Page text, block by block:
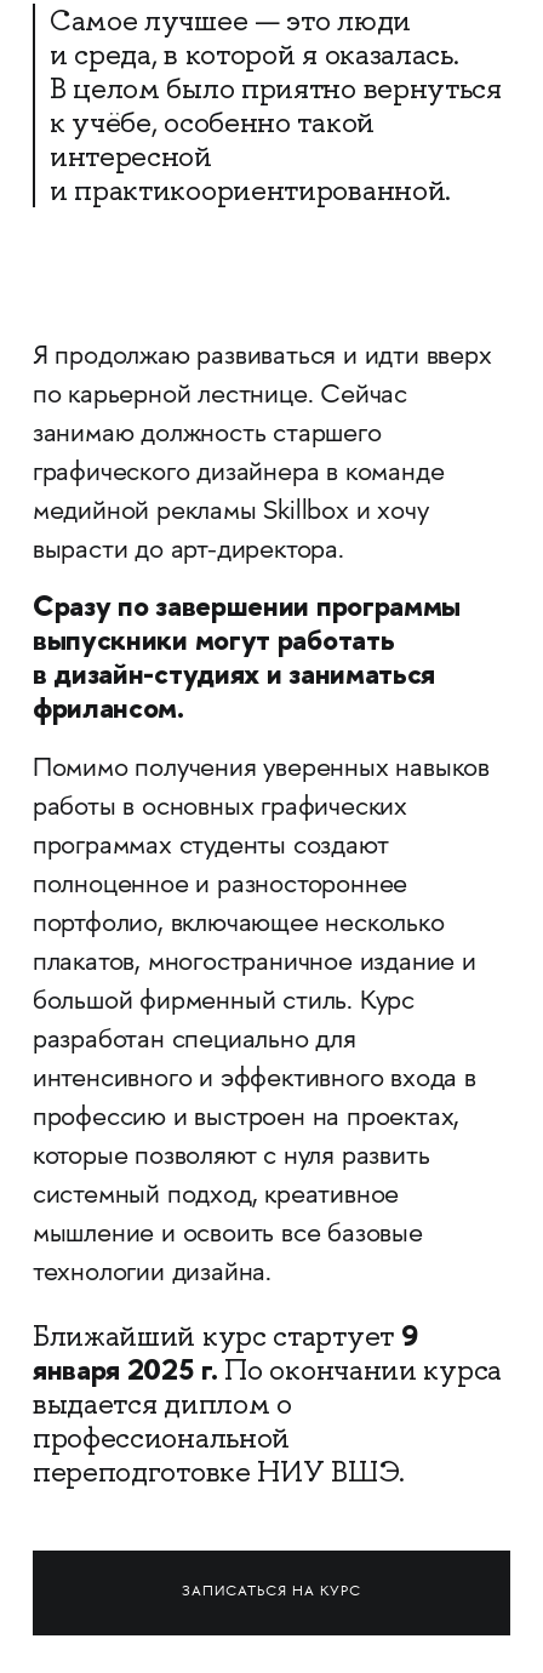
Самое лучшее — это люди
и среда, в которой я оказалась.
В целом было приятно вернуться
к учёбе, особенно такой
интересной
и практикоориентированной.
Я продолжаю развиваться и идти вверх
по карьерной лестнице. Сейчас
занимаю должность старшего
графического дизайнера в команде
медийной рекламы Skillbox и хочу
вырасти до арт-директора.
Сразу по завершении программы
выпускники могут работать
в дизайн-студиях и заниматься
фрилансом.
Помимо получения уверенных навыков
работы в основных графических
программах студенты создают
полноценное и разностороннее
портфолио, включающее несколько
плакатов, многостраничное издание и
большой фирменный стиль. Курс
разработан специально для
интенсивного и эффективного входа в
профессию и выстроен на проектах,
которые позволяют с нуля развить
системный подход, креативное
мышление и освоить все базовые
технологии дизайна.
Ближайший курс стартует 9
января 2025 г. По окончании курса
выдается диплом о
профессиональной
переподготовке НИУ ВШЭ.
ЗАПИСАТЬСЯ НА КУРС